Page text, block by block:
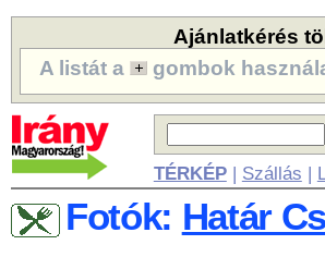
Ajánlatkérés
A listát a
gombok
TÉRKÉP| Szállás |
Fotók: Határ